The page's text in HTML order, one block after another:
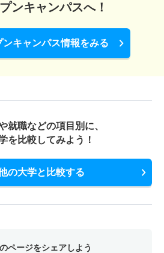
ンキャンパスへ！
ンキャンパス情報をみる
就職などの項目別に、
を比較してみよう！
の大学と比較する
ページをシェアしよう